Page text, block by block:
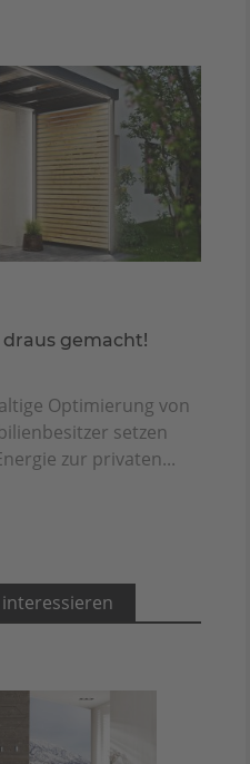
gemacht!
Optimierung von
setzen
zur privaten...